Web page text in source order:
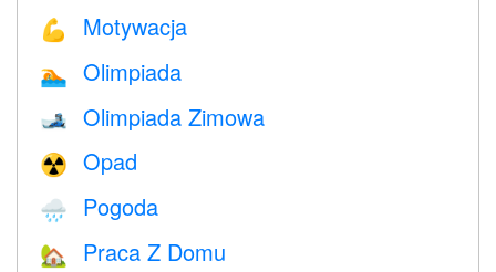
💪 Motywacja
🏊 Olimpiada
🎿 Olimpiada Zimowa
☢️ Opad
🌧 Pogoda
🏡 Praca Z Domu